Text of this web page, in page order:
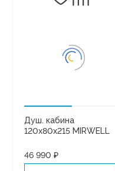
Душ. кабина
120x80x215 MIRWELL
низкий поддон. Белая/
матов.
46 990 ₽